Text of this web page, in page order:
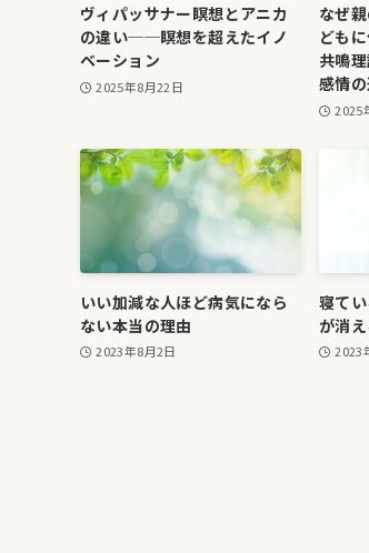
ヴィパッサナー瞑想とアニカ
の違い──瞑想を超えたイノ
ベーション
2025年8月22日
なぜ
ども
共鳴
感情
2025
いい加減な人ほど病気になら
ない本当の理由
2023年8月2日
寝て
が消
2023